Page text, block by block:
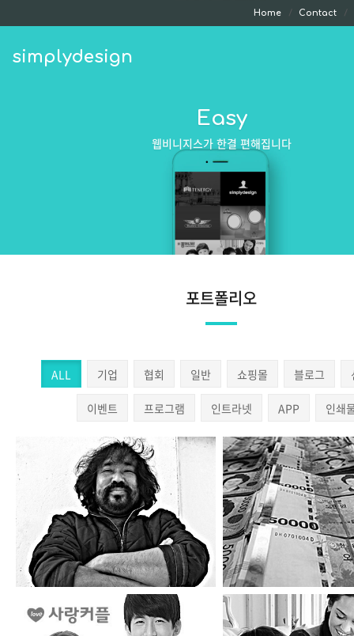
Home Contact
simplydesign
Easy
웹비니지스가 한결 편해집니다
포트폴리오
ALL 기업 협회 일반 쇼핑몰 블로그
이벤트 프로그램 인트라넷 APP 인쇄
털보선장횟집 뱅크인포